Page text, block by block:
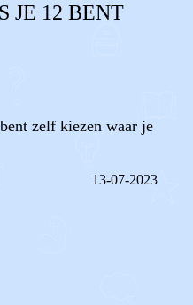
JE 12 BENT
zelf kiezen waar je
13-07-2023